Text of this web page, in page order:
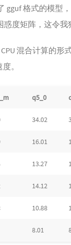
格式的模型
惑度矩阵，这令我
CPU 混合计算的形
。
q5_0
34.02
16.01
13.27
14.12
10.88
8.01